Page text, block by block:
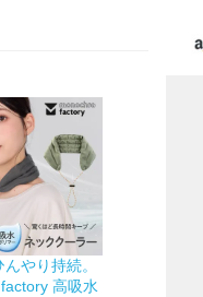
やり持続。
高吸水